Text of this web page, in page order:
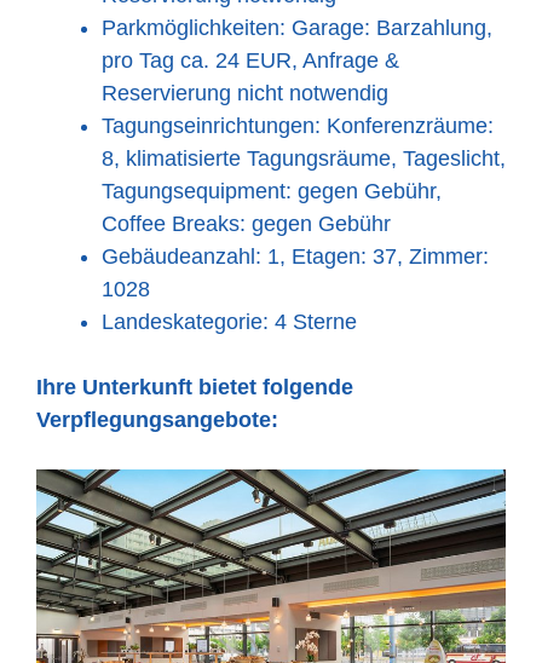
Parkmöglichkeiten: Garage: Barzahlung,
pro Tag ca. 24 EUR, Anfrage &
Reservierung nicht notwendig
Tagungseinrichtungen: Konferenzräume:
8, klimatisierte Tagungsräume, Tageslicht,
Tagungsequipment: gegen Gebühr,
Coffee Breaks: gegen Gebühr
Gebäudeanzahl: 1, Etagen: 37, Zimmer:
1028
Landeskategorie: 4 Sterne
Ihre Unterkunft bietet folgende
Verpflegungsangebote: